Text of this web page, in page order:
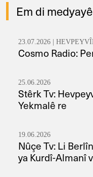
Em di
23.07.2026 |
Cosmo Radio:
25.06.2026
Stêrk Tv:
Yekmalê re
19.06.2026
Nûçe Tv: Li
ya Kurdî-Almanî